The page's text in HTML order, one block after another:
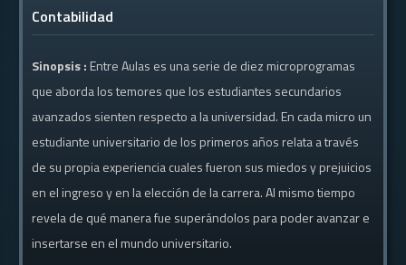
Contabilidad
Sinopsis : Entre Aulas es una serie de diez microprogramas
que aborda los temores que los estudiantes secundarios
avanzados sienten respecto a la universidad. En cada micro un
estudiante universitario de los primeros años relata a través
de su propia experiencia cuales fueron sus miedos y prejuicios
en el ingreso y en la elección de la carrera. Al mismo tiempo
revela de qué manera fue superándolos para poder avanzar e
insertarse en el mundo universitario.